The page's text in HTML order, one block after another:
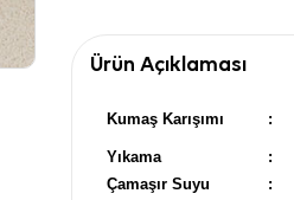
Ürün Açıklaması
Kumaş Karışımı :
Yıkama
:
Çamaşır Suyu
: